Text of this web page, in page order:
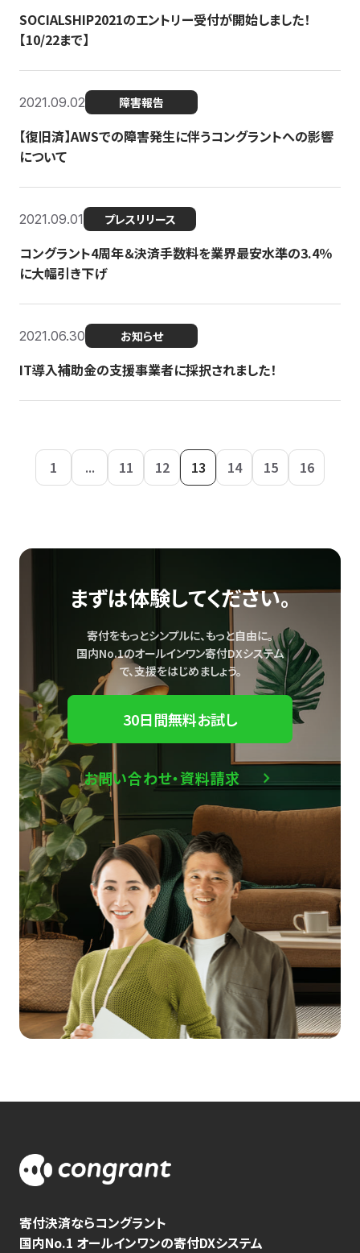
SOCIALSHIP2021のエントリー受付が開始しました！
【10/22まで】
2021.09.02 障害報告
【復旧済】AWSでの障害発生に伴うコングラントへの影響
について
2021.09.01 プレスリリース
コングラント4周年＆決済手数料を業界最安水準の3.4％
に大幅引き下げ
2021.06.30 お知らせ
IT導入補助金の支援事業者に採択されました！
1 ... 11 12 13 14 15 16
まずは体験してください。
寄付をもっとシンプルに、もっと自由に。
国内No.1のオールインワン寄付DXシステム
で、支援をはじめましょう。
30日間無料お試し
お問い合わせ・資料請求
寄付決済ならコングラント
国内No.1 オールインワンの寄付DXシステム